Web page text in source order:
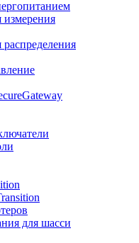
измерения
для шасси